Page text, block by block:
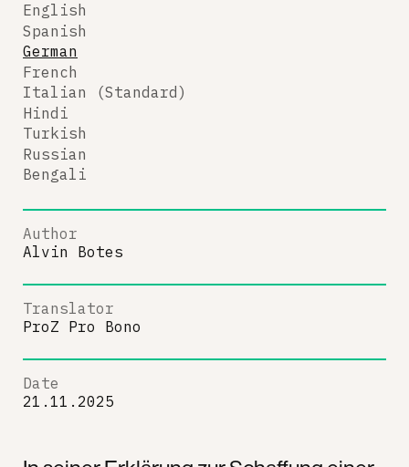
English
Spanish
German
French
Italian (Standard)
Hindi
Turkish
Russian
Bengali
Author
Alvin Botes
Translator
ProZ Pro Bono
Date
21.11.2025